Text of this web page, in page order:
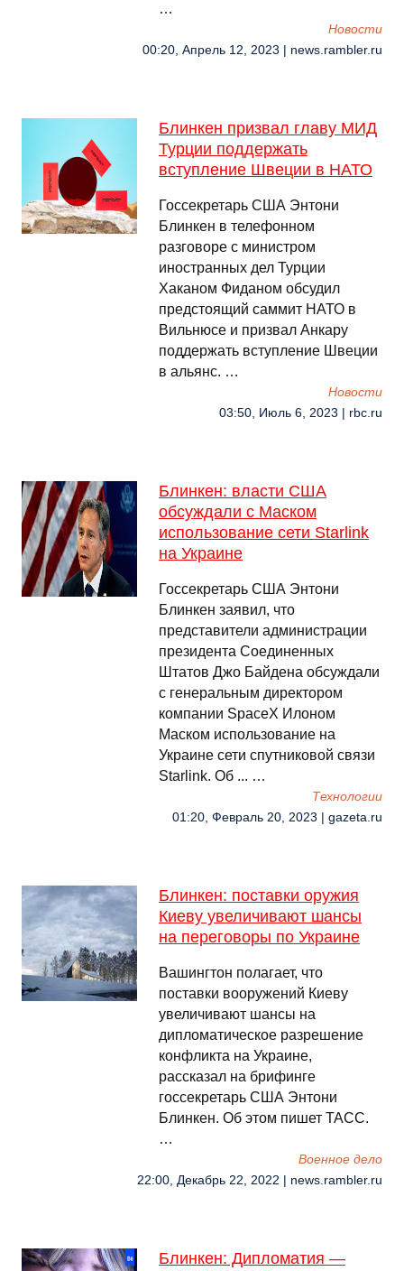
…
Новости
00:20, Апрель 12, 2023 | news.rambler.ru
Блинкен призвал главу МИД
Турции поддержать
вступление Швеции в НАТО
Госсекретарь США Энтони
Блинкен в телефонном
разговоре с министром
иностранных дел Турции
Хаканом Фиданом обсудил
предстоящий саммит НАТО в
Вильнюсе и призвал Анкару
поддержать вступление Швеции
в альянс. …
Новости
03:50, Июль 6, 2023 | rbc.ru
Блинкен: власти США
обсуждали с Маском
использование сети Starlink
на Украине
Госсекретарь США Энтони
Блинкен заявил, что
представители администрации
президента Соединенных
Штатов Джо Байдена обсуждали
с генеральным директором
компании SpaceX Илоном
Маском использование на
Украине сети спутниковой связи
Starlink. Об ... …
Технологии
01:20, Февраль 20, 2023 | gazeta.ru
Блинкен: поставки оружия
Киеву увеличивают шансы
на переговоры по Украине
Вашингтон полагает, что
поставки вооружений Киеву
увеличивают шансы на
дипломатическое разрешение
конфликта на Украине,
рассказал на брифинге
госсекретарь США Энтони
Блинкен. Об этом пишет ТАСС.
…
Военное дело
22:00, Декабрь 22, 2022 | news.rambler.ru
Блинкен: Дипломатия —